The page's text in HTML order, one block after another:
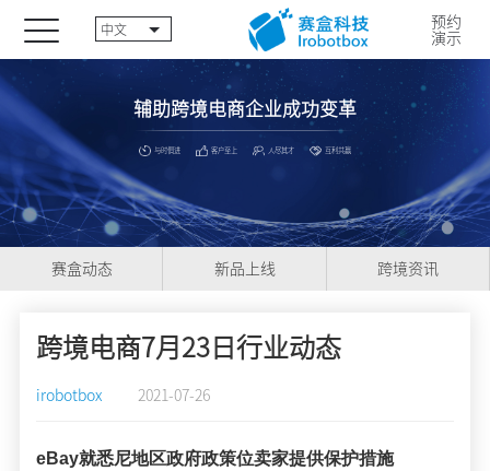
预约
演示
中文
辅助跨境电商企业成功变革
与时俱进 客户至上 人尽其才 互利共赢
赛盒动态 新品上线 跨境资讯
跨境电商7月23日行业动态
irobotbox 2021-07-26
eBay就悉尼地区政府政策位卖家提供保护措施